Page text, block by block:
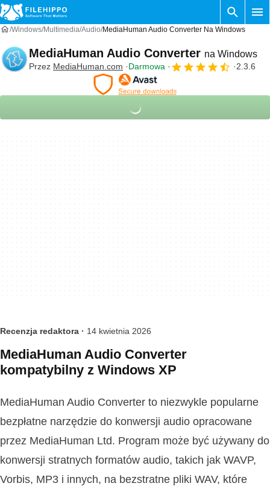
Windows Multimedia Audio MediaHuman Audio Converter Na Windows
MediaHuman Audio Converter na Windows
Przez MediaHuman.com Darmowa 2.3.6
Recenzja redaktora · 14 kwietnia 2026
MediaHuman Audio Converter
kompatybilny z Windows XP
MediaHuman Audio Converter to niezwykle popularne
bezpłatne narzędzie do konwersji audio opracowane
przez MediaHuman Ltd. Program może być używany do
konwersji stratnych formatów audio, takich jak WAVP,
Vorbis, MP3 i innych, na bezstratne pliki WAV, które